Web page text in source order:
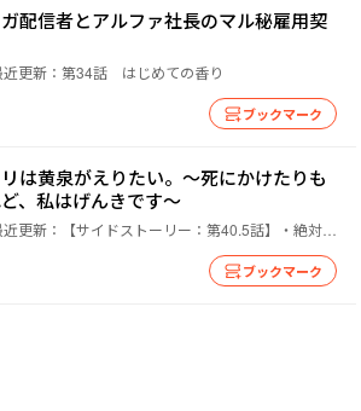
配信者とアルファ社長のマル秘雇用契
更新： 第34話 はじめての香り
ブックマーク
は黄泉がえりたい。～死にかけたりも
、私はげんきです～
更新： 【サイドストーリー：第40.5話】・絶対にわかっていない顔だったわ
ブックマーク